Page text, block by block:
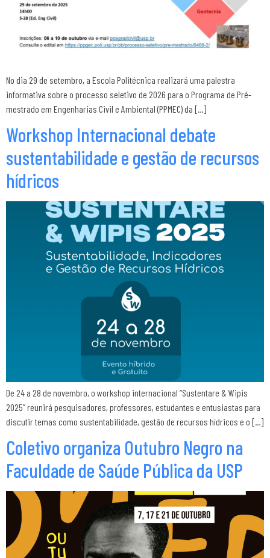
No dia 29 de setembro, a Escola Politécnica realizará uma palestra
informativa sobre o processo seletivo de 2026 para o Programa de Pré-
mestrado em Engenharias Civil e Ambiental (PPMEC) da […]
Workshop Internacional debate
sustentabilidade e gestão de recursos
hídricos
De 24 a 28 de novembro, o workshop internacional “Sustentare & Wipis
2025” reunirá pesquisadores, professores, estudantes e entusiastas para
discutir temas como sustentabilidade, gestão de recursos hídricos e o […]
Coletivo organiza Outubro Negro na
Faculdade de Saúde Pública da USP